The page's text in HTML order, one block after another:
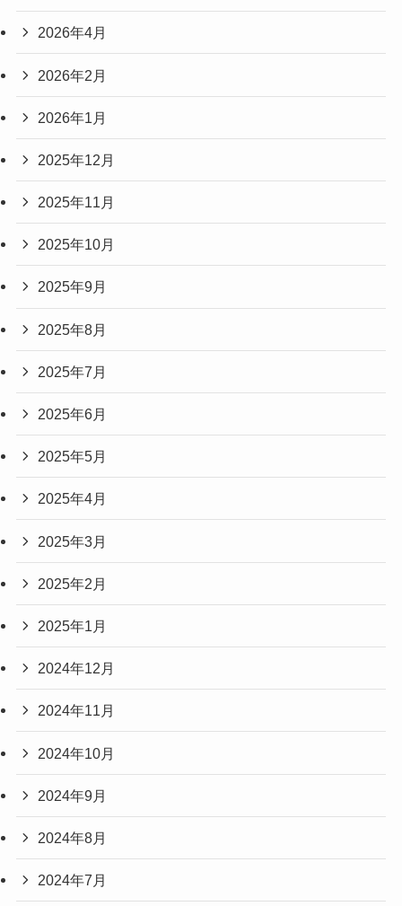
2026年4月
2026年2月
2026年1月
2025年12月
2025年11月
2025年10月
2025年9月
2025年8月
2025年7月
2025年6月
2025年5月
2025年4月
2025年3月
2025年2月
2025年1月
2024年12月
2024年11月
2024年10月
2024年9月
2024年8月
2024年7月